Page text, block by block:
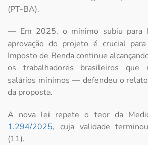
(PT-BA).
— Em 2025, o mínimo subiu para
aprovação do projeto é crucial
Imposto de Renda continue
os trabalhadores brasileiros que
salários mínimos — defendeu o
da proposta.
A nova lei repete o teor da
1.294/2025, cuja validade
(11).